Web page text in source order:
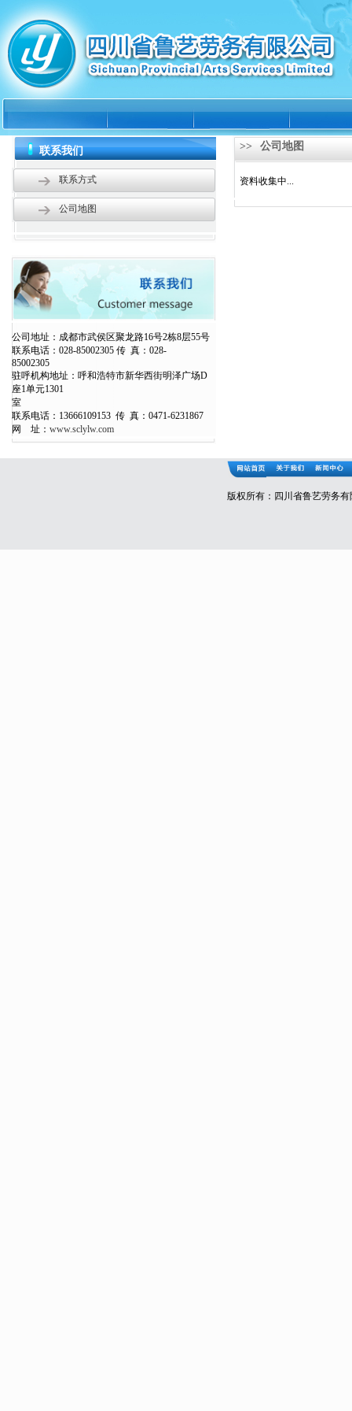
联系我们
联系方式
公司地图
公司地址：成都市武侯区聚龙路16号2栋8层55号
联系电话：028-85002305 传 真：028-
驻呼机构地址：呼和浩特市新华西街明泽广场D
座1单元1301
室
联系电话：13666109153 传 真：0471-6231867
网 址： www.sclylw.com
>> 公司地图
资料收集中...
版权所有：四川省鲁艺劳务